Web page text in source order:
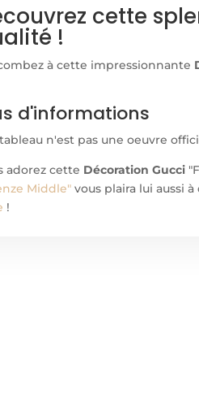
cette
!
à cette impressionnante
d'informations
n'est pas une oeuvre
adorez cette Décoration Gucci
Middle" vous plaira lui aussi
!